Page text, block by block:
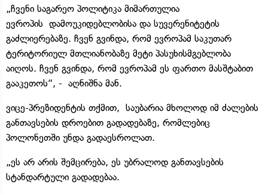
„ჩვენი საგარეო პოლიტიკა მიმართულია
ევროპის დამოუკიდებლობისა და სუვერენიტეტის
გაძლიერებაზე. ჩვენ გვინდა, რომ ევროპამ საკუთარ
ტერიტორიულ მთლიანობაზე მეტი პასუხისმგებლობა
აიღოს. ჩვენ გვინდა, რომ ევროპამ ეს ფართო მასშტაბით
გააკეთოს“, - აღნიშნა მან.
ვიცე-პრეზიდენტის თქმით, საუბარია მხოლოდ იმ ძალების
განთავსების დროებით გადადებაზე, რომლებიც
პოლონეთში უნდა გადაესროლათ.
„ეს არ არის შემცირება, ეს უბრალოდ განთავსების
სტანდარტული გადადებაა.